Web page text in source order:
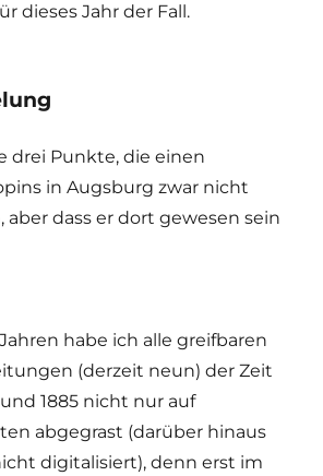
dieses Jahr der Fall.
drei Punkte, die einen
in Augsburg zwar nicht
dass er dort gewesen sein
habe ich alle greifbaren
(derzeit neun) der Zeit
1885 nicht nur auf
abgegrast (darüber hinaus
digitalisiert), denn erst im